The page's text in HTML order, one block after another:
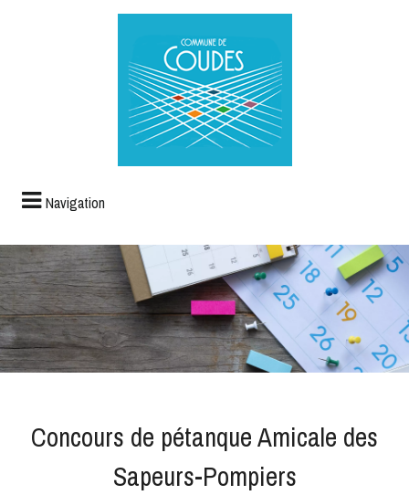
Navigation
Concours de pétanque Amicale des
Sapeurs-Pompiers